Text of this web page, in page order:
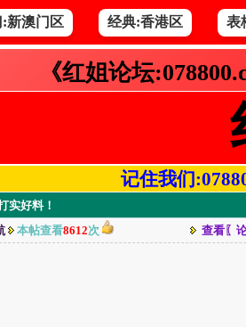
:新澳门区 经典:香港区 表
《红姐论坛
记住我们
实好料！
本帖查看8612次 查看〖